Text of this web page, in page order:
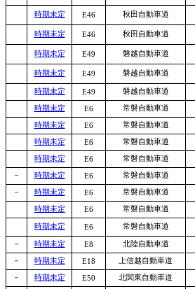
時期未定 E46 秋田自動車道
時期未定 E46 秋田自動車道
時期未定 E49 磐越自動車道
時期未定 E49 磐越自動車道
時期未定 E49 磐越自動車道
時期未定 E6 常磐自動車道
時期未定 E6 常磐自動車道
時期未定 E6 常磐自動車道
時期未定 E6 常磐自動車道
－ 時期未定 E6 常磐自動車道
－ 時期未定 E6 常磐自動車道
時期未定 E6 常磐自動車道
時期未定 E6 常磐自動車道
－ 時期未定 E8 北陸自動車道
－ 時期未定 E18 上信越自動車道
－ 時期未定 E50 北関東自動車道